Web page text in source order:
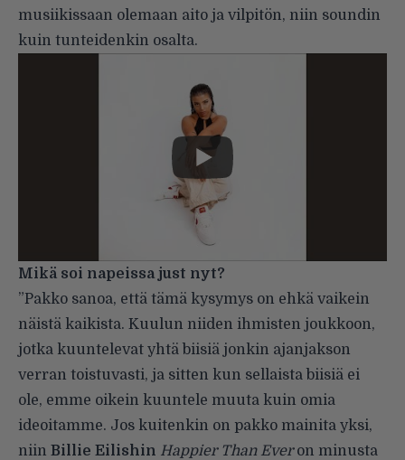
musiikissaan olemaan aito ja vilpitön, niin soundin
kuin tunteidenkin osalta.
Mikä soi napeissa just nyt?
”Pakko sanoa, että tämä kysymys on ehkä vaikein
näistä kaikista. Kuulun niiden ihmisten joukkoon,
jotka kuuntelevat yhtä biisiä jonkin ajanjakson
verran toistuvasti, ja sitten kun sellaista biisiä ei
ole, emme oikein kuuntele muuta kuin omia
ideoitamme. Jos kuitenkin on pakko mainita yksi,
niin Billie Eilishin Happier Than Everon minusta